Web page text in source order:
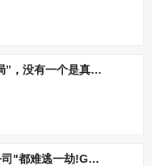
硅谷大佬现身“豪华火鸡局”，没有一个是真人！
评论: AI泡沫破裂"所有公司"都难逃一劫!Google执行长示警